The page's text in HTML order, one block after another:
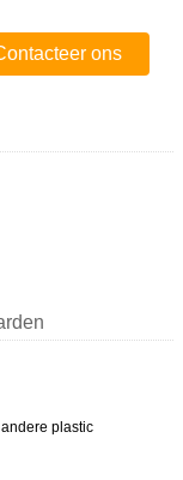
ons
plastic